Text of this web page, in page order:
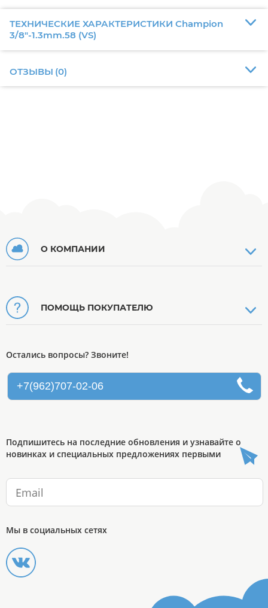
ТЕХНИЧЕСКИЕ ХАРАКТЕРИСТИКИ Champion
3/8"-1.3mm.58 (VS)
ОТЗЫВЫ (0)
О КОМПАНИИ
ПОМОЩЬ ПОКУПАТЕЛЮ
Остались вопросы? Звоните!
+7(962)707-02-06
Подпишитесь на последние обновления и узнавайте о
новинках и специальных предложениях первыми
Мы в социальных сетях